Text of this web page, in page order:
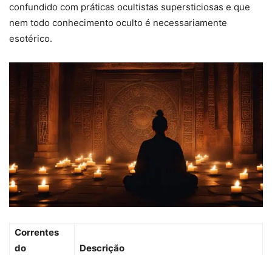
confundido com práticas ocultistas supersticiosas e que
nem todo conhecimento oculto é necessariamente
esotérico.
Correntes
do
Descrição